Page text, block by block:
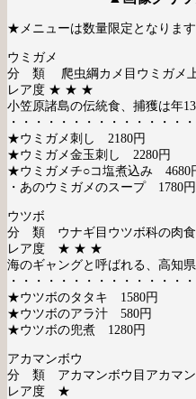
★メニューは数量限定となります
ウミガメ
分 類 爬虫綱カメ目ウミガメ
レア度 ★ ★ ★
小笠原諸島の伝統食、捕獲は年
・・・・・・・・・・・・・・
★ウミガメ刺し 2180円
★ウミガメ金玉刺し 2280円
★ウミガメチ○コ塩煮込み 4680
・あのウミガメのスープ 1780円
ウツボ
分 類 ウナギ目ウツボ科の肉食
レア度 ★ ★ ★
海のギャングと呼ばれる、高知
・・・・・・・・・・・・・・
★ウツボのタタキ 1580円
★ウツボのアラ汁 580円
★ウツボの兜煮 1280円
アカマンボウ
分 類 アカマンボウ目アカマン
レア度 ★